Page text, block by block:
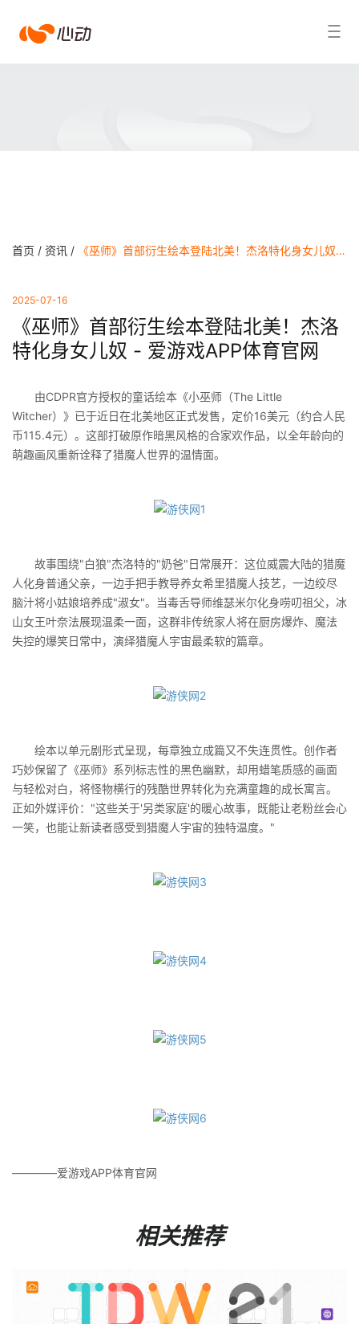
爱搜索结果
首页 / 资讯 / 《巫师》首部衍生绘本登陆北美！杰洛特化身女儿奴 - 爱游戏APP体育官网
2025-07-16
《巫师》首部衍生绘本登陆北美！杰洛
特化身女儿奴 - 爱游戏APP体育官网
由CDPR官方授权的童话绘本《小巫师（The Little
Witcher）》已于近日在北美地区正式发售，定价16美元（约合人民
币115.4元）。这部打破原作暗黑风格的合家欢作品，以全年龄向的
萌趣画风重新诠释了猎魔人世界的温情面。
故事围绕"白狼"杰洛特的"奶爸"日常展开：这位威震大陆的猎魔
人化身普通父亲，一边手把手教导养女希里猎魔人技艺，一边绞尽
脑汁将小姑娘培养成"淑女"。当毒舌导师维瑟米尔化身唠叨祖父，冰
山女王叶奈法展现温柔一面，这群非传统家人将在厨房爆炸、魔法
失控的爆笑日常中，演绎猎魔人宇宙最柔软的篇章。
绘本以单元剧形式呈现，每章独立成篇又不失连贯性。创作者
巧妙保留了《巫师》系列标志性的黑色幽默，却用蜡笔质感的画面
与轻松对白，将怪物横行的残酷世界转化为充满童趣的成长寓言。
正如外媒评价："这些关于'另类家庭'的暖心故事，既能让老粉丝会心
一笑，也能让新读者感受到猎魔人宇宙的独特温度。"
————爱游戏APP体育官网
相关推荐